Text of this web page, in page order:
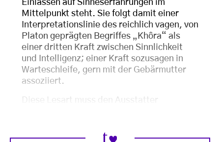
Einlassen auf Sinneserfahrungen im
Mittelpunkt steht. Sie folgt damit einer
Interpretationslinie des reichlich vagen, von
Platon geprägten Begriffes „Khôra“ als
einer dritten Kraft zwischen Sinnlichkeit
und Intelligenz; einer Kraft sozusagen in
Warteschleife, gern mit der Gebärmutter
assoziiert.
Diese Lesart muss den Ausstatter